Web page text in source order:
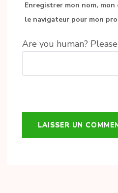
Enregistrer mon nom,
le navigateur pour mon
Are you human?